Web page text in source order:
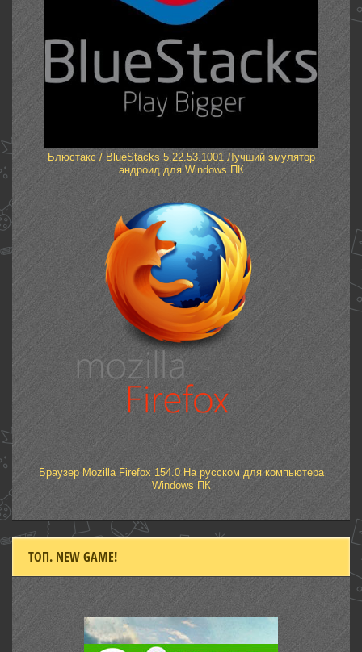
Блюстакс / BlueStacks 5.22.53.1001 Лучший эмулятор
андроид для Windows ПК
Браузер Mozilla Firefox 154.0 На русском для компьютера
Windows ПК
ТОП. NEW GAME!